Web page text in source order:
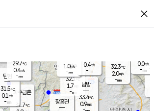
close
양주
32.1℃
1.7
-mm
파주금촌
31.7℃
32.3℃
2.0m/s
-mm
탄현
31.5℃
0.1 m/s
-mm
0.0m/s
-mm
남방
33.4℃
0.9m/s
장흥면
1.0m/s
-mm
29.7℃
0.4m/s
-mm
0.4m/s
-mm